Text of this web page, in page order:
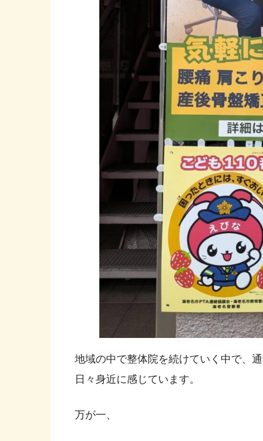
地域の中で整体院を続けていく中で、
日々身近に感じています。
万が一、